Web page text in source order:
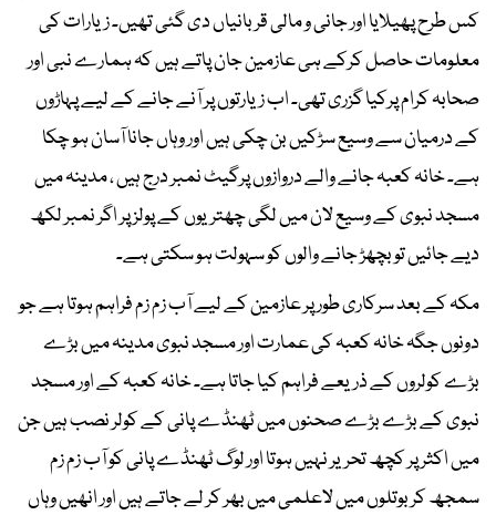
کس طرح پھیلایا اور جانی و مالی قربانیاں دی گئی تھیں۔ زیارات کی
معلومات حاصل کرکے ہی عازمین جان پاتے ہیں کہ ہمارے نبی اور
صحابہ کرام پرکیا گزری تھی۔ اب زیارتوں پر آنے جانے کے لیے پہاڑوں
کے درمیان سے وسیع سڑکیں بن چکی ہیں اور وہاں جانا آسان ہو چکا
ہے۔ خانہ کعبہ جانے والے دروازوں پرگیٹ نمبر درج ہیں ، مدینہ میں
مسجد نبوی کے وسیع لان میں لگی چھتریوں کے پولز پر اگر نمبر لکھ
دیے جائیں تو بچھڑ جانے والوں کو سہولت ہو سکتی ہے۔
مکہ کے بعد سرکاری طور پر عازمین کے لیے آب زم زم فراہم ہوتا ہے جو
دونوں جگہ خانہ کعبہ کی عمارت اور مسجد نبوی مدینہ میں بڑے
بڑے کولروں کے ذریعے فراہم کیا جاتا ہے۔ خانہ کعبہ کے اور مسجد
نبوی کے بڑے بڑے صحنوں میں ٹھنڈے پانی کے کولر نصب ہیں جن
میں اکثر پر کچھ تحریر نہیں ہوتا اور لوگ ٹھنڈے پانی کو آب زم زم
سمجھ کر بوتلوں میں لاعلمی میں بھر کر لے جاتے ہیں اور انھیں وہاں